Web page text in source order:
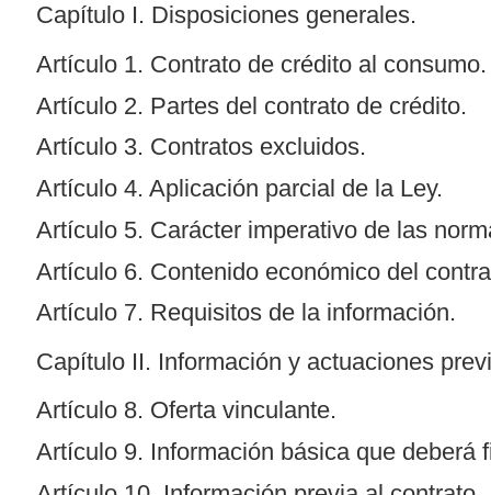
Capítulo I. Disposiciones generales.
Artículo 1. Contrato de crédito al consumo.
Artículo 2. Partes del contrato de crédito.
Artículo 3. Contratos excluidos.
Artículo 4. Aplicación parcial de la Ley.
Artículo 5. Carácter imperativo de las
Artículo 6. Contenido económico del
Artículo 7. Requisitos de la información.
Capítulo II. Información y actuaciones
Artículo 8. Oferta vinculante.
Artículo 9. Información básica que deberá